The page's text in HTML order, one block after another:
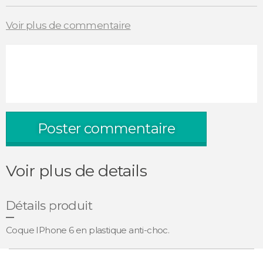
Voir plus de commentaire
Poster commentaire
Voir plus de details
Détails produit
Coque IPhone 6 en plastique anti-choc.